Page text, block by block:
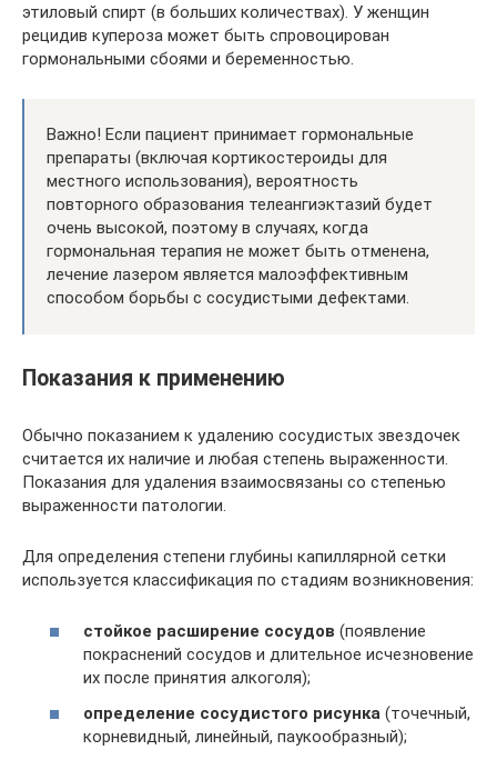
этиловый спирт (в больших количествах). У женщин
рецидив купероза может быть спровоцирован
гормональными сбоями и беременностью.
Важно! Если пациент принимает гормональные
препараты (включая кортикостероиды для
местного использования), вероятность
повторного образования телеангиэктазий будет
очень высокой, поэтому в случаях, когда
гормональная терапия не может быть отменена,
лечение лазером является малоэффективным
способом борьбы с сосудистыми дефектами.
Показания к применению
Обычно показанием к удалению сосудистых звездочек
считается их наличие и любая степень выраженности.
Показания для удаления взаимосвязаны со степенью
выраженности патологии.
Для определения степени глубины капиллярной сетки
используется классификация по стадиям возникновения:
стойкое расширение сосудов (появление
покраснений сосудов и длительное исчезновение
их после принятия алкоголя);
определение сосудистого рисунка (точечный,
корневидный, линейный, паукообразный);